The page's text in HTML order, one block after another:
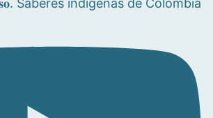
Saberes indígenas de Colombia